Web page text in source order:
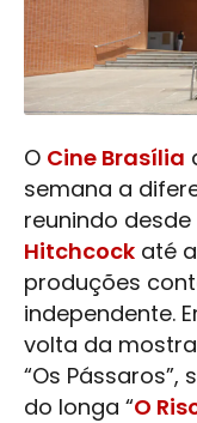
O Cine Brasília
semana a
reunindo
Hitchcock até
produções
independente.
volta da mostra
“Os
do longa “O